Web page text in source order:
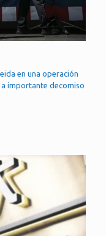
en una operación
importante decomiso